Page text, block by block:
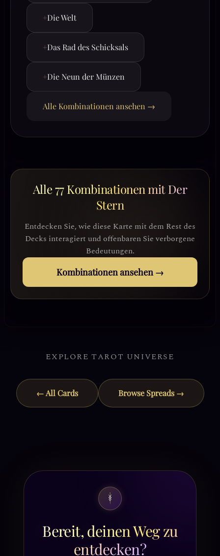
+Die Welt
+Das Rad des Schicksals
+Die Neun der Münzen
Alle Kombinationen ansehen →
Alle 77 Kombinationen mit Der
Stern
Entdecken Sie, wie diese Karte mit dem Rest des
Decks interagiert und offenbaren Sie verborgene
Bedeutungen.
Kombinationen ansehen →
EXPLORE TAROT UNIVERSE
← All Cards Browse Spreads →
Bereit, deinen Weg zu
entdecken?